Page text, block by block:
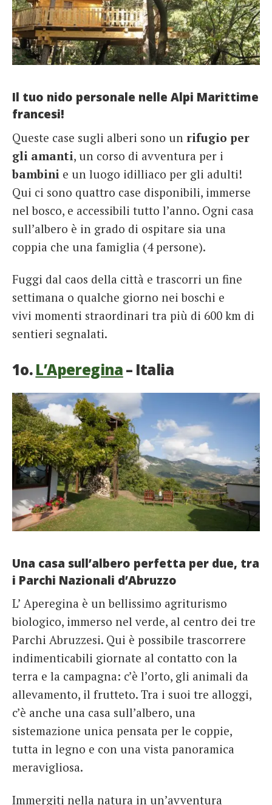
Il tuo nido personale nelle Alpi Marittime
francesi!
Queste case sugli alberi sono un rifugio per
gli amanti, un corso di avventura per i
bambini e un luogo idilliaco per gli adulti!
Qui ci sono quattro case disponibili, immerse
nel bosco, e accessibili tutto l’anno. Ogni casa
sull’albero è in grado di ospitare sia una
coppia che una famiglia (4 persone).
Fuggi dal caos della città e trascorri un fine
settimana o qualche giorno nei boschi e
vivi momenti straordinari tra più di 600 km di
sentieri segnalati.
1o.L’Aperegina– Italia
Una casa sull’albero perfetta per due, tra
i Parchi Nazionali d’Abruzzo
L’ Aperegina è un bellissimo agriturismo
biologico, immerso nel verde, al centro dei tre
Parchi Abruzzesi. Qui è possibile trascorrere
indimenticabili giornate al contatto con la
terra e la campagna: c’è l’orto, gli animali da
allevamento, il frutteto. Tra i suoi tre alloggi,
c’è anche una casa sull’albero, una
sistemazione unica pensata per le coppie,
tutta in legno e con una vista panoramica
meravigliosa.
Immergiti nella natura in un’avventura